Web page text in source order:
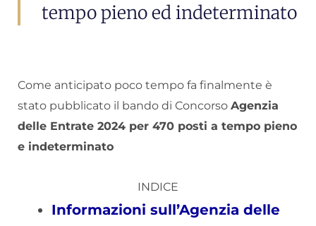
tempo pieno ed indeterminato
Come anticipato poco tempo fa finalmente è
stato pubblicato il bando di Concorso Agenzia
delle Entrate 2024 per 470 posti a tempo pieno
e indeterminato
INDICE
Informazioni sull’Agenzia delle